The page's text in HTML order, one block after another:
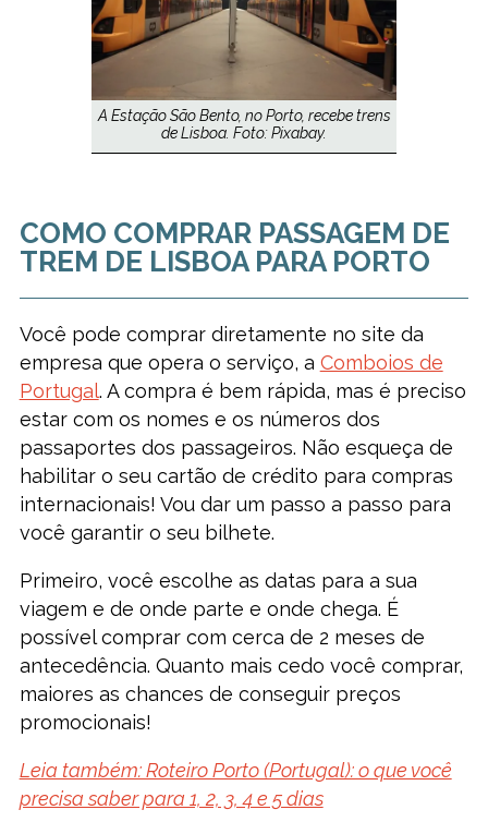
A Estação São Bento, no Porto, recebe trens
de Lisboa. Foto: Pixabay.
COMO COMPRAR PASSAGEM DE
TREM DE LISBOA PARA PORTO
Você pode comprar diretamente no site da
empresa que opera o serviço, a Comboios de
Portugal. A compra é bem rápida, mas é preciso
estar com os nomes e os números dos
passaportes dos passageiros. Não esqueça de
habilitar o seu cartão de crédito para compras
internacionais! Vou dar um passo a passo para
você garantir o seu bilhete.
Primeiro, você escolhe as datas para a sua
viagem e de onde parte e onde chega. É
possível comprar com cerca de 2 meses de
antecedência. Quanto mais cedo você comprar,
maiores as chances de conseguir preços
promocionais!
Leia também: Roteiro Porto (Portugal): o que você
precisa saber para 1, 2, 3, 4 e 5 dias